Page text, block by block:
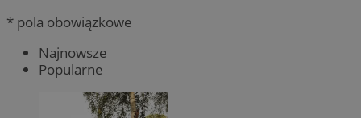
* pola obowiązkowe
Najnowsze
Popularne